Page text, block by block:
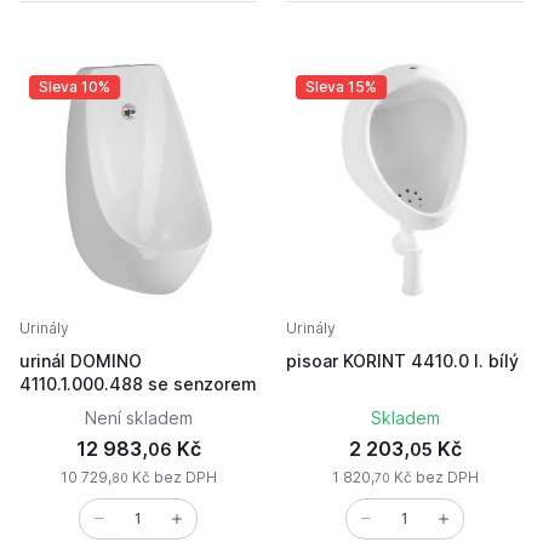
Sleva 10%
Urinály
urinál DOMINO
4110.1.000.488 se senzorem
Není skladem
12 983,06 Kč
10 729,80 Kč bez DPH
Sleva 15%
Urinály
pisoar KORINT 4410.0 I. bílý
Skladem
2 203,05 Kč
1 820,70 Kč bez DPH